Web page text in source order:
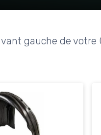
gauche de votre